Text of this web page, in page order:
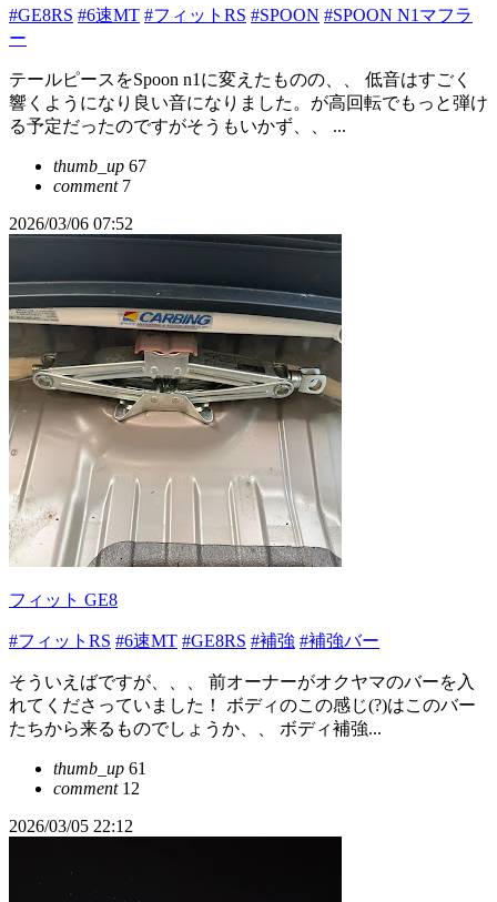
#GE8RS #6速MT #フィットRS #SPOON #SPOON N1マフラ
ー
テールピースをSpoon n1に変えたものの、、 低音はすごく
響くようになり良い音になりました。が高回転でもっと弾け
る予定だったのですがそうもいかず、、 ...
thumb_up 67
comment7
2026/03/06 07:52
フィット GE8
#フィットRS #6速MT #GE8RS #補強 #補強バー
そういえばですが、、、 前オーナーがオクヤマのバーを入
れてくださっていました！ ボディのこの感じ(?)はこのバー
たちから来るものでしょうか、、 ボディ補強...
thumb_up 61
comment12
2026/03/05 22:12